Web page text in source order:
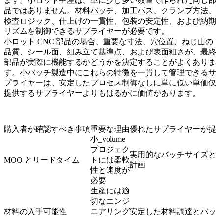
品ではありません。材料バッチ、加工パス、クランプ方法、
検査ロジック、仕上げの一貫性、包装の安定性、および納期
リズムを制御できるサプライヤーが必要です。
小ロット CNC 部品の場合、重要な寸法、穴位置、ねじ山の
品質、シール面、組み立て基準点、および表面粗さが、最終
部品が実際に機能するかどうかを決定することがよくありま
す。小バッチ製造中にこれらの特徴を一貫して管理できるサ
プライヤーは、安定したプロセス制御なしに単に低い単価仅
提供するサプライヤーよりもはるかに価値があります。
購入者が確認すべき事項重要な理由優れたサプライヤーが提
MOQ とリードタイム
小_volume
プロジェク
トには柔軟
性と速度が
必要
実用的なバッチサイズと
計画
材料の入手可能性
生産には適
切なエンジ
ニアリング安定した材料調達とバッ